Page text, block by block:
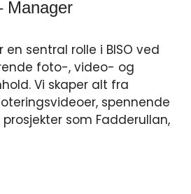
Manager
en sentral rolle i BISO ved
foto-, video- og
Vi skaper alt fra
spennende
som Fadderullan,